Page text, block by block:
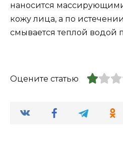
наносится
кожу лица, а по
смывается теплой
Оцените статью